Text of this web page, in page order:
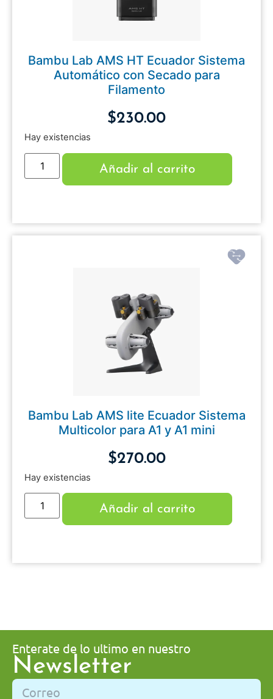
Bambu Lab AMS HT Ecuador Sistema
Automático con Secado para
Filamento
$230.00
Hay existencias
Añadir al carrito
Bambu Lab AMS lite Ecuador Sistema
Multicolor para A1 y A1 mini
$270.00
Hay existencias
Añadir al carrito
Enterate de lo ultimo en nuestro
Newsletter